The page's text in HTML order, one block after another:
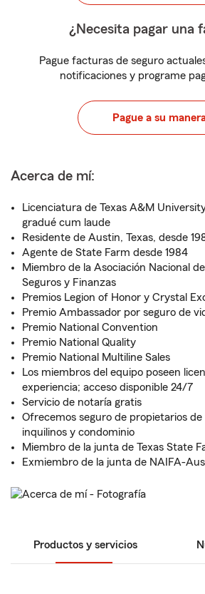
¿Necesita pagar una
Pague facturas de seguro
notificaciones y programe
Pague a su
Acerca de mí:
Licenciatura de Texas A&M
gradué cum laude
Residente de Austin, Texas, desde
Agente de State Farm desde 1984
Miembro de la Asociación Nacional
Seguros y Finanzas
Premios Legion of Honor y Crystal
Premio Ambassador por seguro de
Premio National Convention
Premio National Quality
Premio National Multiline Sales
Los miembros del equipo poseen
experiencia; acceso disponible 24/7
Servicio de notaría gratis
Ofrecemos seguro de propietarios de
inquilinos y condominio
Miembro de la junta de Texas State
Exmiembro de la junta de NAIFA-
Productos y servicios